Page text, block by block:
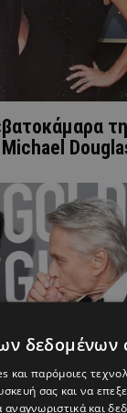
δεδομένων
και παρόμοιες
σας και να
και